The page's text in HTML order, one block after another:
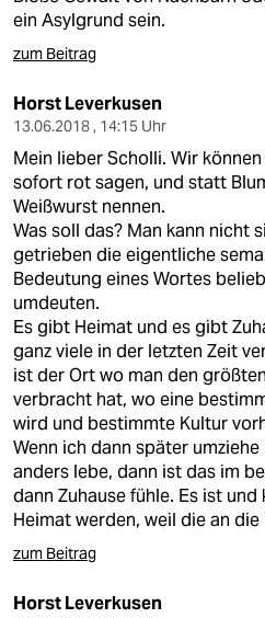
ein Asylgrund sein.
zum Beitrag
Horst Leverkusen
13.06.2018 , 14:15 Uhr
Mein lieber Scholli. Wir
sofort rot sagen, und statt
Weißwurst nennen.
Was soll das? Man kann nicht
getrieben die eigentliche
Bedeutung eines Wortes
umdeuten.
Es gibt Heimat und es gibt
ganz viele in der letzten Zeit
ist der Ort wo man den
verbracht hat, wo eine
wird und bestimmte Kultur
Wenn ich dann später
anders lebe, dann ist das im
dann Zuhause fühle. Es ist
Heimat werden, weil die an
zum Beitrag
Horst Leverkusen